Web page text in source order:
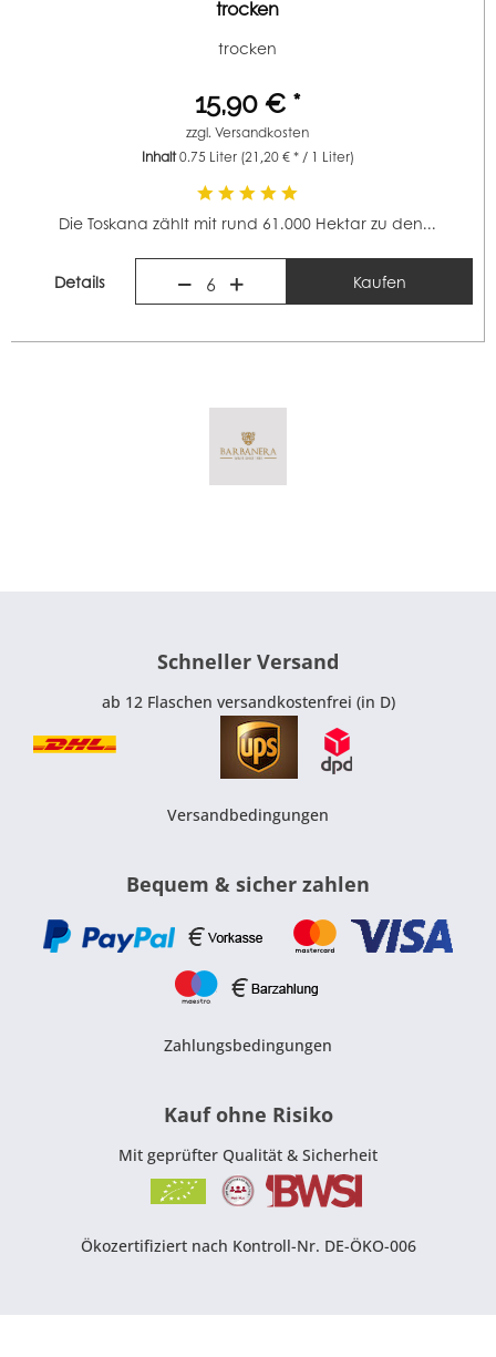
trocken
trocken
15,90 € *
zzgl.Versandkosten
Inhalt0.75 Liter (21,20 € * / 1 Liter)
Die Toskana zählt mit rund 61.000 Hektar zu den...
Details 6 Kaufen
Schneller Versand
ab 12 Flaschen versandkostenfrei (in D)
Versandbedingungen
Bequem & sicher zahlen
Zahlungsbedingungen
Kauf ohne Risiko
Mit geprüfter Qualität & Sicherheit
Ökozertifiziert nach Kontroll-Nr. DE-ÖKO-006